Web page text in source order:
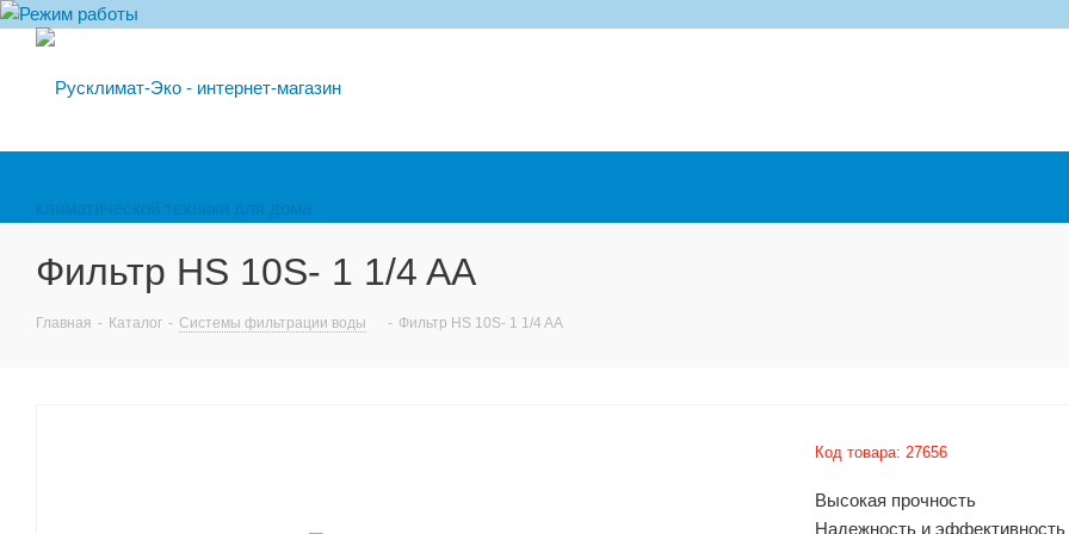
Фильтр HS 10S- 1 1/4 AA
Главная - Каталог - Системы фильтрации воды - Фильтр HS 10S- 1 1/4 AA
Код товара: 27656
Высокая прочность
Надежность и